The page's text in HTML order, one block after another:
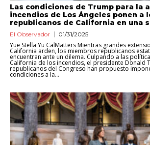
Las condiciones de Trump para la
incendios de Los Ángeles ponen a
republicanos de California en una
El Observador 01/31/2025
Yue Stella Yu CalMatters Mientras grandes
California arden, los miembros republicanos
encuentran ante un dilema. Culpando a las
California de los incendios, el presidente Donald
republicanos del Congreso han propuesto
condiciones a la...